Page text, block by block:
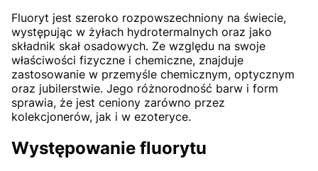
Fluoryt jest szeroko rozpowszechniony na świecie,
występując w żyłach hydrotermalnych oraz jako
składnik skał osadowych. Ze względu na swoje
właściwości fizyczne i chemiczne, znajduje
zastosowanie w przemyśle chemicznym, optycznym
oraz jubilerstwie. Jego różnorodność barw i form
sprawia, że jest ceniony zarówno przez
kolekcjonerów, jak i w ezoteryce.
Występowanie fluorytu